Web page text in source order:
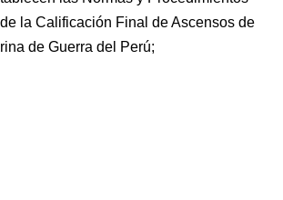
la Calificación Final de Ascensos de
de Guerra del Perú;